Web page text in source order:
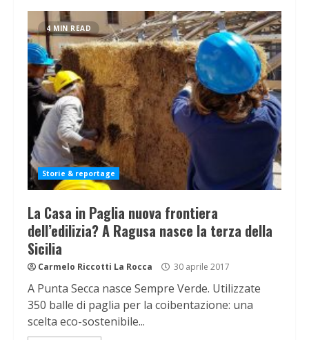
4 MIN READ
Storie & reportage
La Casa in Paglia nuova frontiera
dell’edilizia? A Ragusa nasce la terza della
Sicilia
Carmelo Riccotti La Rocca 30 aprile 2017
A Punta Secca nasce Sempre Verde. Utilizzate
350 balle di paglia per la coibentazione: una
scelta eco-sostenibile...